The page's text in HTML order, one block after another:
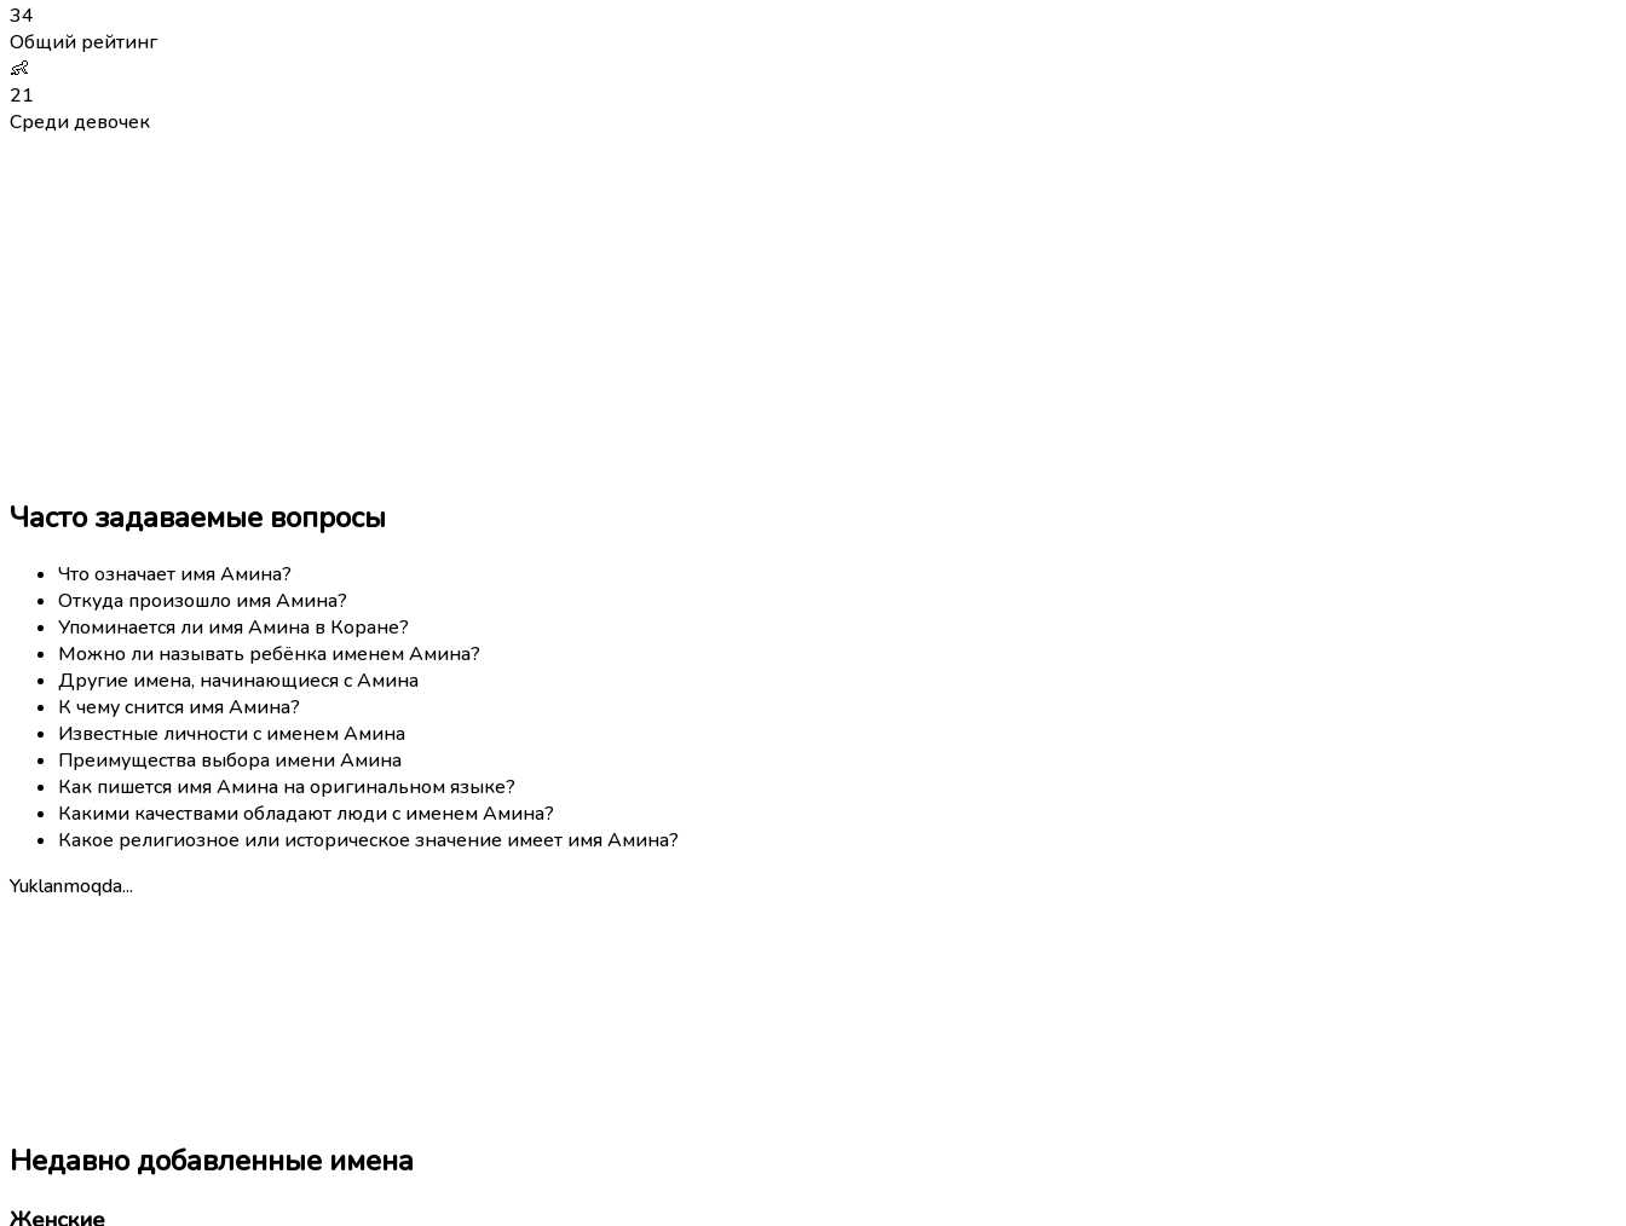
34
Общий рейтинг
👶
21
Среди девочек
Часто задаваемые вопросы
Что означает имя Амина?
Откуда произошло имя Амина?
Упоминается ли имя Амина в Коране?
Можно ли называть ребёнка именем Амина?
Другие имена, начинающиеся с Амина
К чему снится имя Амина?
Известные личности с именем Амина
Преимущества выбора имени Амина
Как пишется имя Амина на оригинальном языке?
Какими качествами обладают люди с именем Амина?
Какое религиозное или историческое значение имеет имя Амина?
Yuklanmoqda...
Недавно добавленные имена
Женские